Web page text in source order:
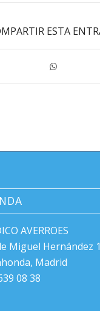
ESTA
AVERROES
Miguel Hernández
Madrid
08 38